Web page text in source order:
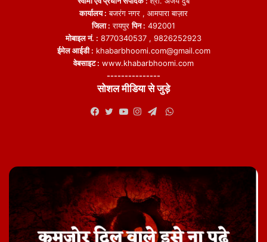
कार्यालय : बजरंग नगर , आमपारा बाज़ार
जिला : रायपुरपिन : 492001
मोबाइल नं. : 8770340537 , 9826252923
ईमेल आईडी : khabarbhoomi.com@gmail.com
वेबसाइट : www.khabarbhoomi.com
---------------
सोशल मीडिया से जुड़े
WhatsApp